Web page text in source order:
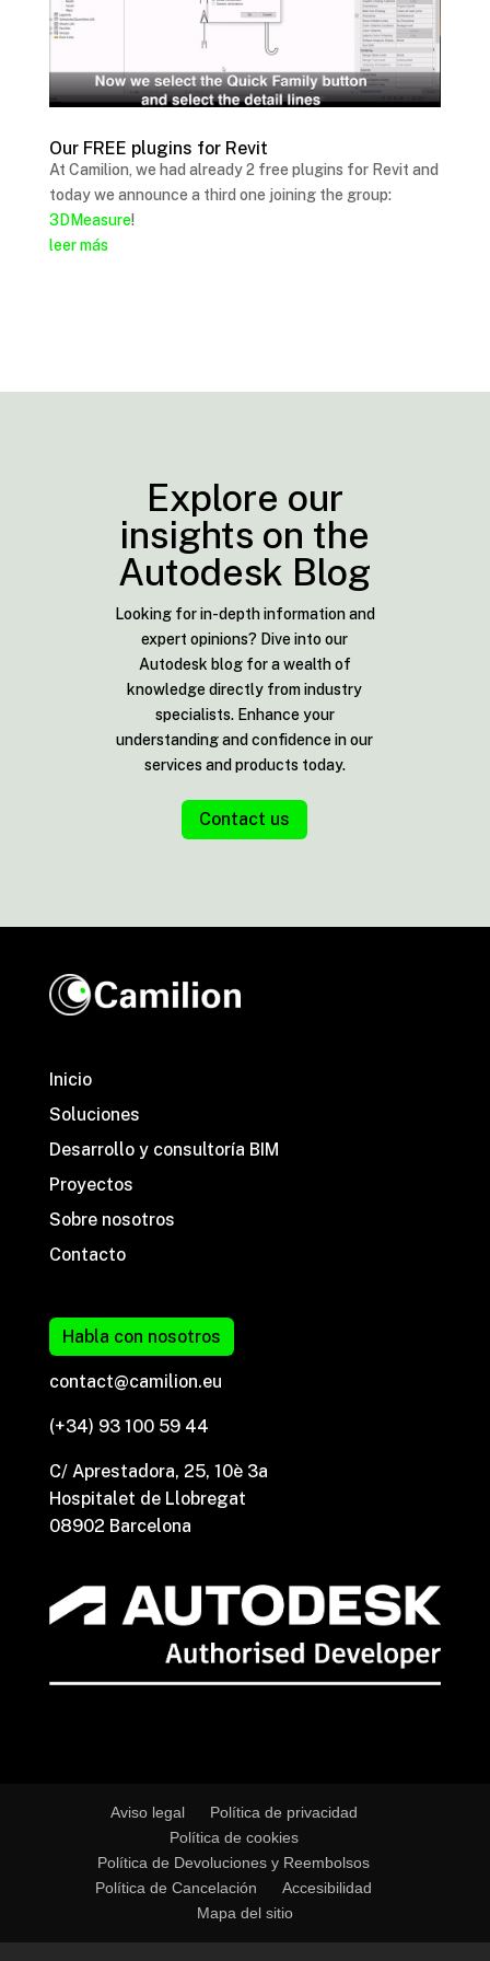
Our FREE plugins for Revit
At Camilion, we had already 2 free plugins for Revit and
today we announce a third one joining the group:
3DMeasure!
leer más
Explore our
insights on the
Autodesk Blog
Looking for in-depth information and
expert opinions? Dive into our
Autodesk blog for a wealth of
knowledge directly from industry
specialists. Enhance your
understanding and confidence in our
services and products today.
Contact us
Inicio
Soluciones
Desarrollo y consultoría BIM
Proyectos
Sobre nosotros
Contacto
Habla con nosotros
contact@camilion.eu
(+34) 93 100 59 44
C/ Aprestadora, 25, 10è 3a
Hospitalet de Llobregat
08902 Barcelona
Aviso legal
Política de privacidad
Política de cookies
Política de Devoluciones y Reembolsos
Política de Cancelación
Accesibilidad
Mapa del sitio